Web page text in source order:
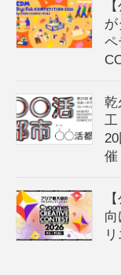
ペ
乾
工